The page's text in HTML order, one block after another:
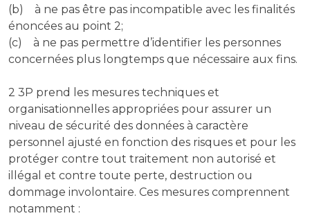
(b) à ne pas être pas incompatible avec les finalités
énoncées au point 2;
(c) à ne pas permettre d’identifier les personnes
concernées plus longtemps que nécessaire aux fins.
2 3P prend les mesures techniques et
organisationnelles appropriées pour assurer un
niveau de sécurité des données à caractère
personnel ajusté en fonction des risques et pour les
protéger contre tout traitement non autorisé et
illégal et contre toute perte, destruction ou
dommage involontaire. Ces mesures comprennent
notamment :